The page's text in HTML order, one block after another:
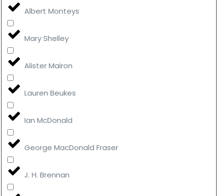
Albert Monteys
Mary Shelley
Alister Mairon
Lauren Beukes
Ian McDonald
George MacDonald Fraser
J. H. Brennan